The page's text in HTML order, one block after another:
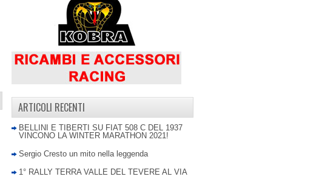
ARTICOLI RECENTI
BELLINI E TIBERTI SU FIAT 508 C DEL 1937
VINCONO LA WINTER MARATHON 2021!
Sergio Cresto un mito nella leggenda
1° RALLY TERRA VALLE DEL TEVERE AL VIA